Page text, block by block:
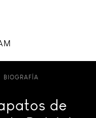
BIOGRAFÍA
de